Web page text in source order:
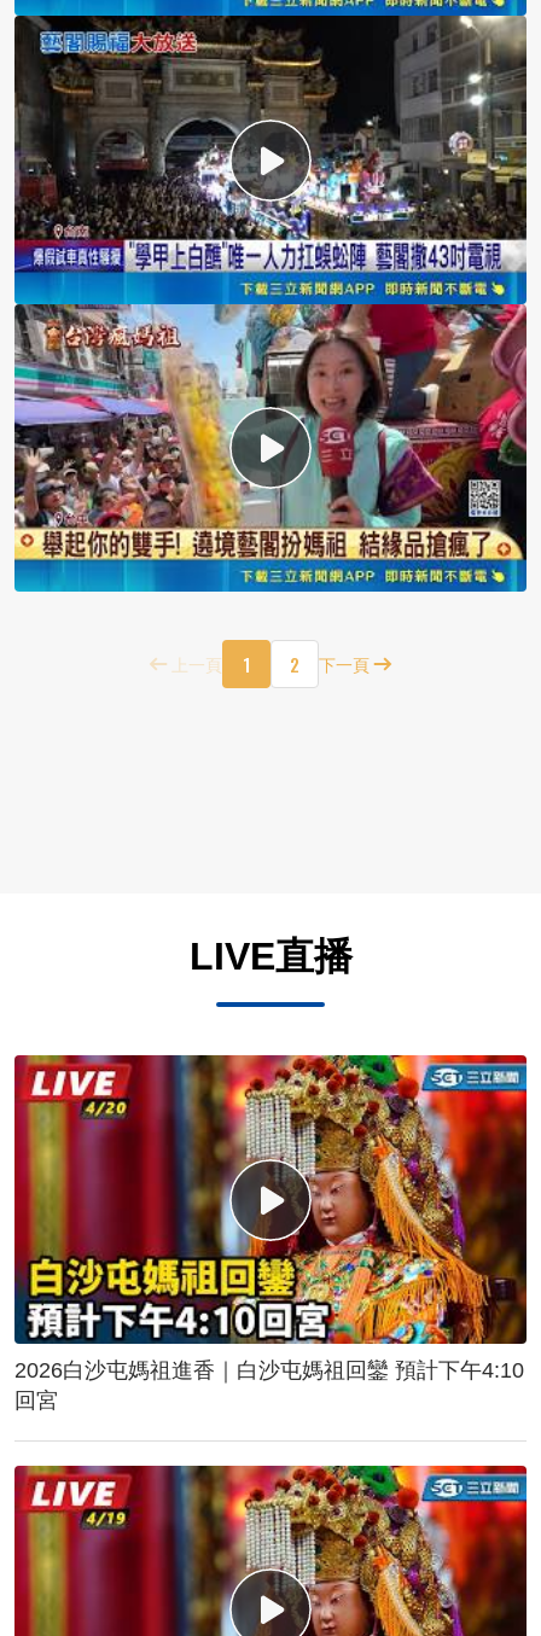
上一頁 1 2 下一頁
LIVE直播
2026白沙屯媽祖進香｜白沙屯媽祖回鑾 預計下午4:10
回宮